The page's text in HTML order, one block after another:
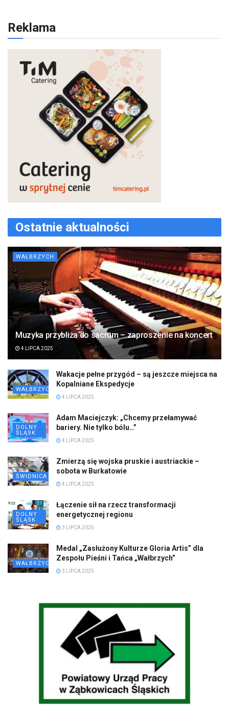
Reklama
Ostatnie aktualności
WAŁBRZYCH
Muzyka przybliża do sacrum – zaproszenie na koncert
4 LIPCA 2025
WAŁBRZYCH
Wakacje pełne przygód – są jeszcze miejsca na
Kopalniane Ekspedycje
4 LIPCA 2025
DOLNY
ŚLĄSK
Adam Maciejczyk: „Chcemy przełamywać
bariery. Nie tylko bólu…”
4 LIPCA 2025
ŚWIDNICA
Zmierzą się wojska pruskie i austriackie –
sobota w Burkatowie
4 LIPCA 2025
DOLNY
ŚLĄSK
Łączenie sił na rzecz transformacji
energetycznej regionu
3 LIPCA 2025
WAŁBRZYCH
Medal „Zasłużony Kulturze Gloria Artis” dla
Zespołu Pieśni i Tańca „Wałbrzych”
3 LIPCA 2025